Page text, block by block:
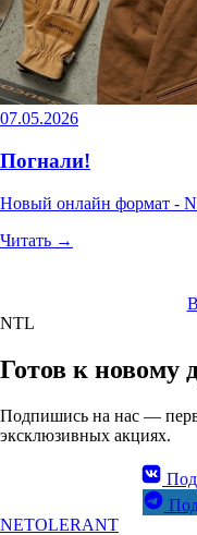
07.05.2026
Погнали!
Новый онлайн формат -
Читать →
NTL
Готов к новому
Подпишись на нас —
эксклюзивных акциях.
NETOLERANT